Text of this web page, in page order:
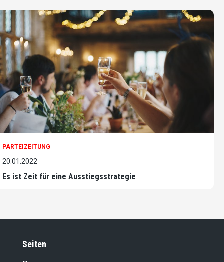
PARTEIZEITUNG
20.01.2022
Es ist Zeit für eine Ausstiegsstrategie
Seiten